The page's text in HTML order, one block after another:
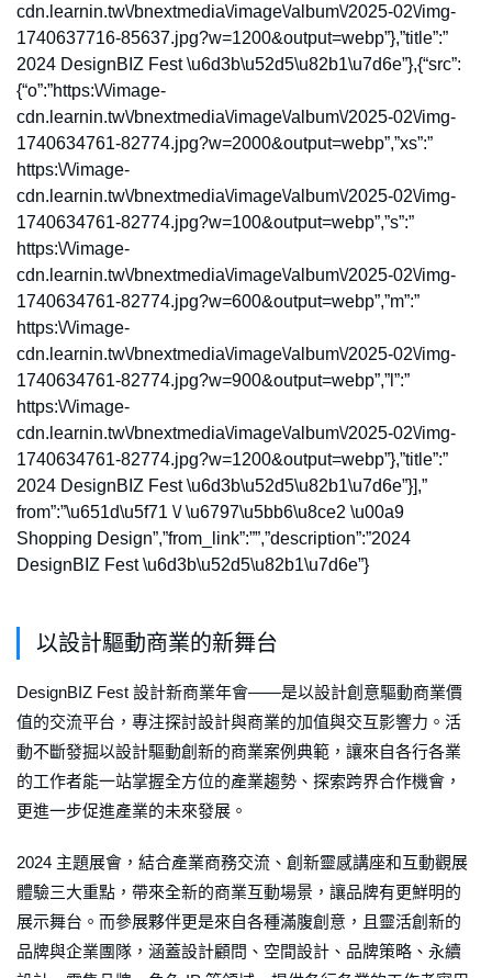
cdn.learnin.tw\/bnextmedia\/image\/album\/2025-02\/img-
1740637716-85637.jpg?w=1200&output=webp”},”title”:”
2024 DesignBIZ Fest \u6d3b\u52d5\u82b1\u7d6e”},{“src”:
{“o”:”https:\/\/image-
cdn.learnin.tw\/bnextmedia\/image\/album\/2025-02\/img-
1740634761-82774.jpg?w=2000&output=webp”,”xs”:”
https:\/\/image-
cdn.learnin.tw\/bnextmedia\/image\/album\/2025-02\/img-
1740634761-82774.jpg?w=100&output=webp”,”s”:”
https:\/\/image-
cdn.learnin.tw\/bnextmedia\/image\/album\/2025-02\/img-
1740634761-82774.jpg?w=600&output=webp”,”m”:”
https:\/\/image-
cdn.learnin.tw\/bnextmedia\/image\/album\/2025-02\/img-
1740634761-82774.jpg?w=900&output=webp”,”l”:”
https:\/\/image-
cdn.learnin.tw\/bnextmedia\/image\/album\/2025-02\/img-
1740634761-82774.jpg?w=1200&output=webp”},”title”:”
2024 DesignBIZ Fest \u6d3b\u52d5\u82b1\u7d6e”}],”
from”:”\u651d\u5f71 \/ \u6797\u5bb6\u8ce2 \u00a9
Shopping Design”,”from_link”:””,”description”:”2024
DesignBIZ Fest \u6d3b\u52d5\u82b1\u7d6e”}
以設計驅動商業的新舞台
DesignBIZ Fest 設計新商業年會——是以設計創意驅動商業價
值的交流平台，專注探討設計與商業的加值與交互影響力。活
動不斷發掘以設計驅動創新的商業案例典範，讓來自各行各業
的工作者能一站掌握全方位的產業趨勢、探索跨界合作機會，
更進一步促進產業的未來發展。
2024 主題展會，結合產業商務交流、創新靈感講座和互動觀展
體驗三大重點，帶來全新的商業互動場景，讓品牌有更鮮明的
展示舞台。而參展夥伴更是來自各種滿腹創意，且靈活創新的
品牌與企業團隊，涵蓋設計顧問、空間設計、品牌策略、永續